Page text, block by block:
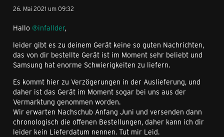
26. Mai 2021 um 09:32
Hallo @infallder,
leider gibt es zu deinem Gerät keine so guten Nachrichten,
das von dir bestellte Gerät ist im Moment sehr beliebt und
Samsung hat enorme Schwierigkeiten zu liefern.
Es kommt hier zu Verzögerungen in der Auslieferung, und
daher ist das Gerät im Moment sogar bei uns aus der
Vermarktung genommen worden.
Wir erwarten Nachschub Anfang Juni und versenden dann
chronologisch die offenen Bestellungen, daher kann ich dir
leider kein Lieferdatum nennen. Tut mir Leid.